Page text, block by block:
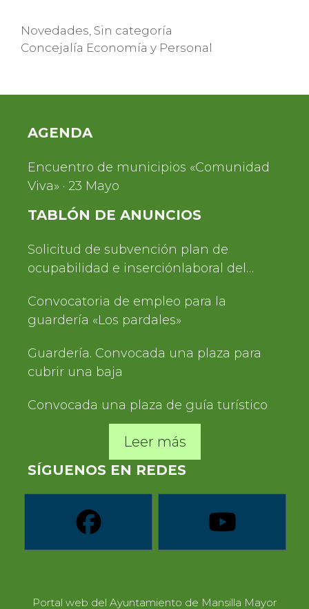
Categorías
Novedades Sin categoría
Etiquetas
Concejalía Economía y Personal
AGENDA
Encuentro de municipios «Comunidad
Viva» · 23 Mayo
TABLÓN DE ANUNCIOS
Solicitud de subvención plan de
ocupabilidad e inserciónlaboral del
Convocatoria de empleo para la
guardería «Los pardales»
Guardería. Convocada una plaza para
cubrir una baja
Convocada una plaza de guía turístico
Leer más
SÍGUENOS EN REDES
Portal web del Ayuntamiento de Mansilla Mayor